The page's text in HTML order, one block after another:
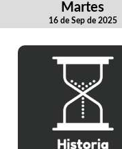
Martes
16 de Sep de 2025